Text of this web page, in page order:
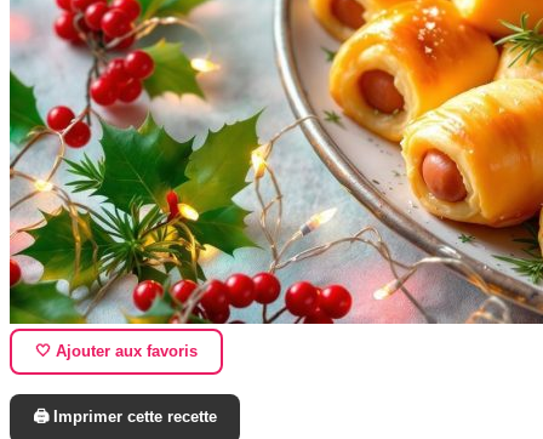
🤍 Ajouter aux favoris
🖨️ Imprimer cette recette